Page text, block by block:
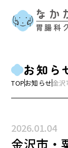
お知ら
TOPお知らせ金沢
2026.01.04
金沢市・